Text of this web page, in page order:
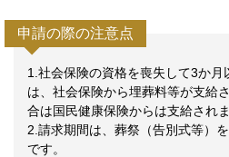
申請の際の注意点
1.社会保険の資格を喪失して3か月
は、社会保険から埋葬料等が支給
合は国民健康保険からは支給されま
2.請求期間は、葬祭（告別式等）
です。